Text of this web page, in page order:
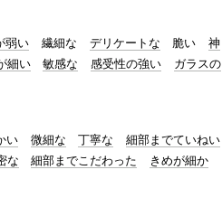
弱い 繊細な デリケートな 脆い
神
細い 敏感な 感受性の強い
ガラスの
い 微細な 丁寧な
細部までていねい
な 細部までこだわった
きめが細か